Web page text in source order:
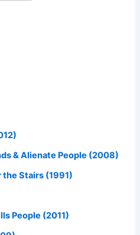
& Alienate People (2008)
the Stairs (1991)
People (2011)